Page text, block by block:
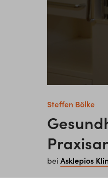
Steffen Bölke
bei Asklepios